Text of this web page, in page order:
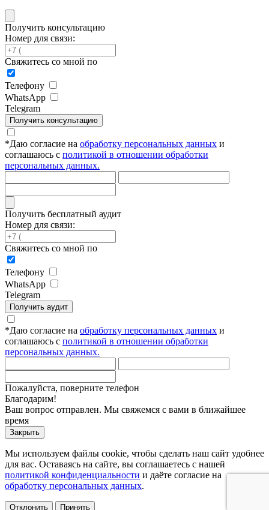
Получить консультацию
Номер для связи:
Свяжитесь со мной по
Телефону
WhatsApp
Telegram
Получить консультацию
*Даю согласие на обработку персональных данных и
соглашаюсь с политикой в отношении обработки
персональных данных.
Получить бесплатный аудит
Номер для связи:
Свяжитесь со мной по
Телефону
WhatsApp
Telegram
Получить аудит
*Даю согласие на обработку персональных данных и
соглашаюсь с политикой в отношении обработки
персональных данных.
Пожалуйста, поверните телефон
Благодарим!
Ваш вопрос отправлен. Мы свяжемся с вами в ближайшее
время
Закрыть
Мы используем файлы cookie, чтобы сделать наш сайт удобнее
для вас. Оставаясь на сайте, вы соглашаетесь с нашей
политикой конфиденциальности и даёте согласие на
обработку персональных данных.
Отклонить Принять